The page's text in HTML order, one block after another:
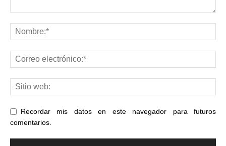
Recordar mis datos en este navegador para futuros
comentarios.